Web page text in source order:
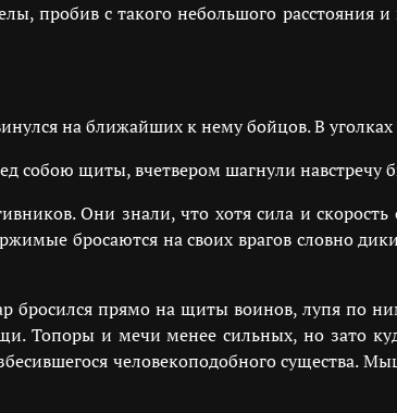
пробив с такого небольшого расстояния и
на ближайших к нему бойцов. В
собою щиты, вчетвером шагнули навстречу
Они знали, что хотя сила и
бросаются на своих врагов словно
бросился прямо на щиты воинов, лупя по
Топоры и мечи менее сильных, но зато
человекоподобного существа.